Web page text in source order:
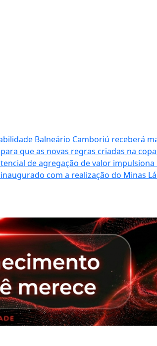
Balneário Camboriú receberá
que as novas regras criadas na
de agregação de valor
com a realização do Minas